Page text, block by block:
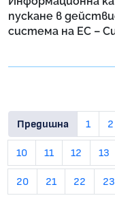
пускане в
система на ЕС –
Предишна 1 2
10 11 12 13
20 21 22 23